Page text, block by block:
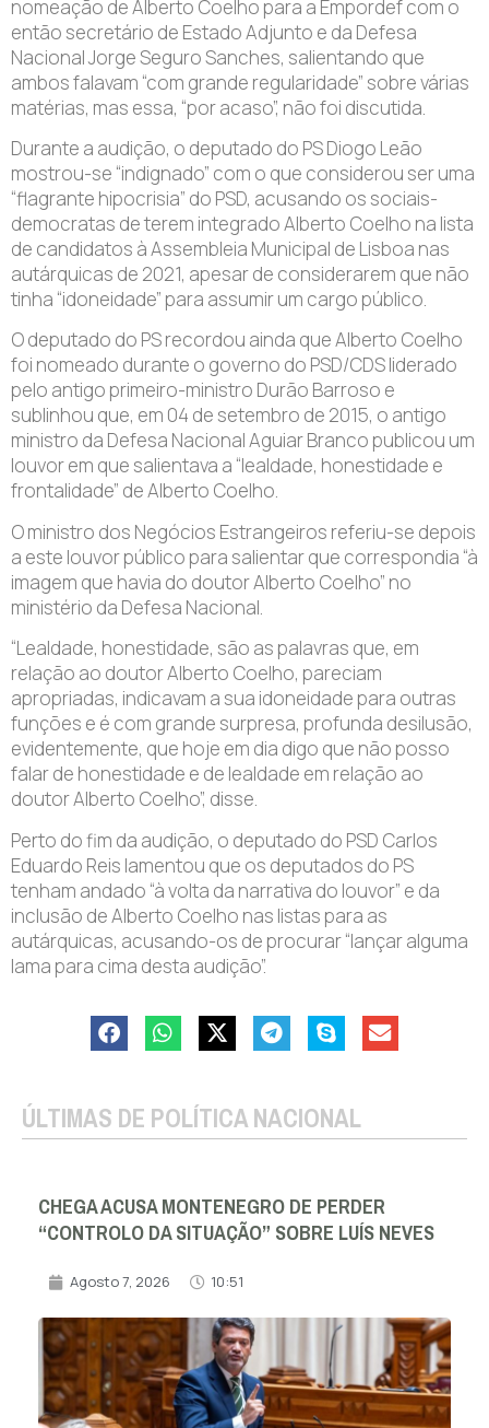
nomeação de Alberto Coelho para a Empordef com o
então secretário de Estado Adjunto e da Defesa
Nacional Jorge Seguro Sanches, salientando que
ambos falavam “com grande regularidade” sobre várias
matérias, mas essa, “por acaso”, não foi discutida.
Durante a audição, o deputado do PS Diogo Leão
mostrou-se “indignado” com o que considerou ser uma
“flagrante hipocrisia” do PSD, acusando os sociais-
democratas de terem integrado Alberto Coelho na lista
de candidatos à Assembleia Municipal de Lisboa nas
autárquicas de 2021, apesar de considerarem que não
tinha “idoneidade” para assumir um cargo público.
O deputado do PS recordou ainda que Alberto Coelho
foi nomeado durante o governo do PSD/CDS liderado
pelo antigo primeiro-ministro Durão Barroso e
sublinhou que, em 04 de setembro de 2015, o antigo
ministro da Defesa Nacional Aguiar Branco publicou um
louvor em que salientava a “lealdade, honestidade e
frontalidade” de Alberto Coelho.
O ministro dos Negócios Estrangeiros referiu-se depois
a este louvor público para salientar que correspondia “à
imagem que havia do doutor Alberto Coelho” no
ministério da Defesa Nacional.
“Lealdade, honestidade, são as palavras que, em
relação ao doutor Alberto Coelho, pareciam
apropriadas, indicavam a sua idoneidade para outras
funções e é com grande surpresa, profunda desilusão,
evidentemente, que hoje em dia digo que não posso
falar de honestidade e de lealdade em relação ao
doutor Alberto Coelho”, disse.
Perto do fim da audição, o deputado do PSD Carlos
Eduardo Reis lamentou que os deputados do PS
tenham andado “à volta da narrativa do louvor” e da
inclusão de Alberto Coelho nas listas para as
autárquicas, acusando-os de procurar “lançar alguma
lama para cima desta audição”.
ÚLTIMAS DE POLÍTICA NACIONAL
CHEGA ACUSA MONTENEGRO DE PERDER
“CONTROLO DA SITUAÇÃO” SOBRE LUÍS NEVES
Agosto 7, 2026 10:51